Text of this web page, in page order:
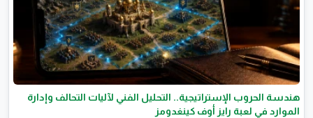
هندسة الحروب الإستراتيجية.. التحليل الفني لآليات التحالف وإدارة
الموارد في لعبة رايز أوف كينغدومز